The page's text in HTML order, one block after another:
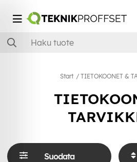
Start TIETOKOONET &
Suodata